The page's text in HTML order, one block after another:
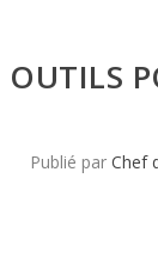
Publié parChef